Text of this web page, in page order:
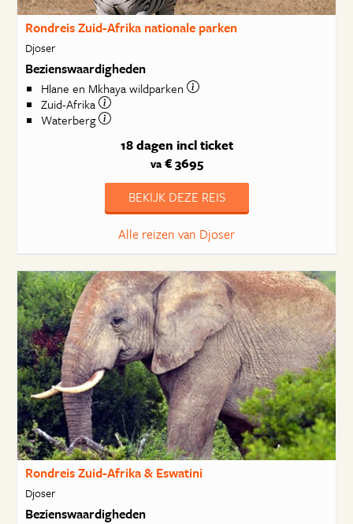
Rondreis Zuid-Afrika nationale parken
Djoser
Bezienswaardigheden
Hlane en Mkhaya wildparken
Zuid-Afrika
Waterberg
18 dagen incl ticket
va€ 3695
BEKIJK DEZE REIS
Alle reizen van Djoser
Rondreis Zuid-Afrika & Eswatini
Djoser
Bezienswaardigheden